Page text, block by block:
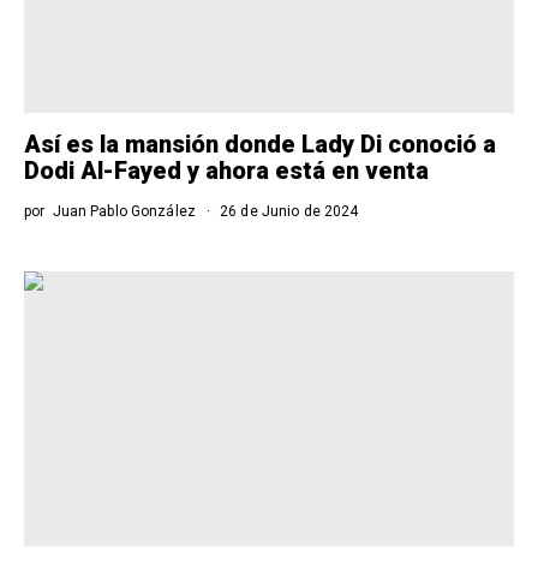
Así es la mansión donde Lady Di conoció a
Dodi Al-Fayed y ahora está en venta
por Juan Pablo González 26 de Junio de 2024